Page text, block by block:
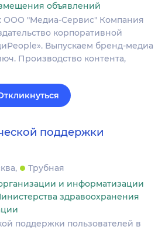
объявлений
ООО "Медиа-Сервис" Компания
корпоративной
Выпускаем бренд-медиа
Производство контента,
поддержки
Трубная
и информатизации
здравоохранения
поддержки пользователей в